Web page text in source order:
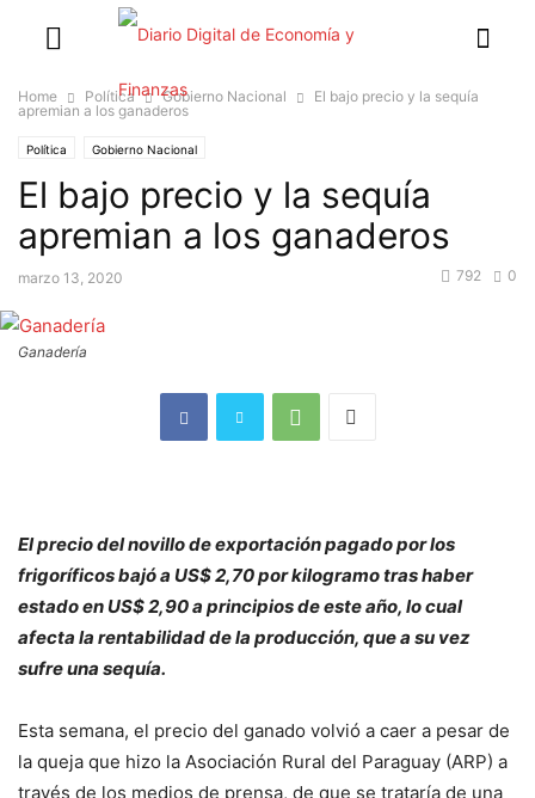
Home Política Gobierno Nacional
El bajo precio y la sequía
apremian a los ganaderos
Política Gobierno Nacional
El bajo precio y la sequía
apremian a los ganaderos
marzo 13, 2020 0
792
Ganadería
El precio del novillo de exportación pagado por los
frigoríficos bajó a US$ 2,70 por kilogramo tras haber
estado en US$ 2,90 a principios de este año, lo cual
afecta la rentabilidad de la producción, que a su vez
sufre una sequía.
Esta semana, el precio del ganado volvió a caer a pesar de
la queja que hizo la Asociación Rural del Paraguay (ARP) a
través de los medios de prensa, de que se trataría de una